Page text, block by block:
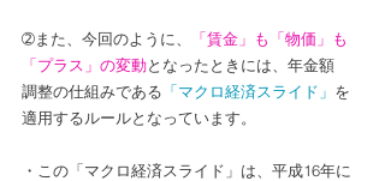
➁また、今回のように、
「賃金」も「物価」も
「プラス」の変動となったときには、年金額
調整の仕組みである 「マクロ経済スライド」 を
適用するルールとなっています。
・この「マクロ経済スライド」は、平成16年に